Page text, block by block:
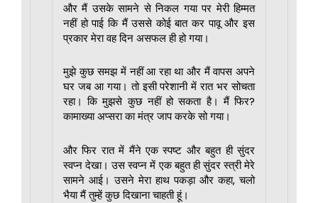
और मैं उसके सामने से निकल गया पर मेरी हिम्मत
नहीं हो पाई कि मैं उससे कोई बात कर पावू और इस
प्रकार मेरा वह दिन असफल ही हो गया।
मुझे कुछ समझ में नहीं आ रहा था और मैं वापस अपने
घर जब आ गया। तो इसी परेशानी में रात भर सोचता
रहा। कि मुझसे कुछ नहीं हो सकता है। मैं फिर?
कामाख्या अप्सरा का मंत्र जाप करके सो गया।
और फिर रात में मैंने एक स्पष्ट और बहुत ही सुंदर
स्वप्न देखा। उस स्वप्न में एक बहुत ही सुंदर स्त्री मेरे
सामने आई। उसने मेरा हाथ पकड़ा और कहा, चलो
भैया मैं तुम्हें कुछ दिखाना चाहती हूं।